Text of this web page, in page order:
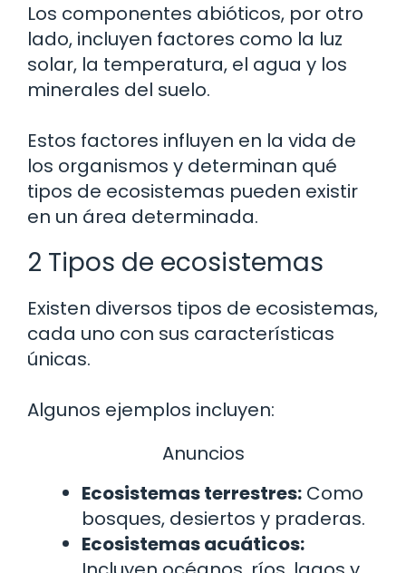
Los componentes abióticos, por otro
lado, incluyen factores como la luz
solar, la temperatura, el agua y los
minerales del suelo.
Estos factores influyen en la vida de
los organismos y determinan qué
tipos de ecosistemas pueden existir
en un área determinada.
2 Tipos de ecosistemas
Existen diversos tipos de ecosistemas,
cada uno con sus características
únicas.
Algunos ejemplos incluyen:
Anuncios
Ecosistemas terrestres: Como
bosques, desiertos y praderas.
Ecosistemas acuáticos: